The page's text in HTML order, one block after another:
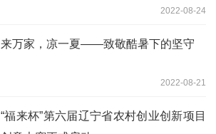
2022-08-24
来万家，凉一夏——致敬酷暑下的坚守
2022-08-21
“福来杯”第六届辽宁省农村创业创新项目